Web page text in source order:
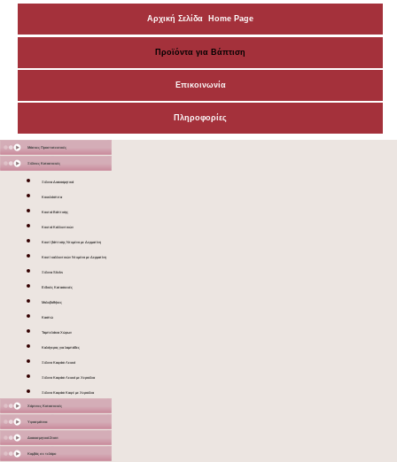
Αρχική Σελίδα Home Page
Προϊόντα για Βάπτιση
Επικοινωνία
Πληροφορίες
Μάσκες Προστατευτικές
Ξύλινες Κατασκευές
Ξύλινα Διακοσμητικά
Κουκλόσπιτα
Κουτιά Βάπτισης
Κουτιά Καλλυντικών
Κουτί βάπτισης Ντυμένο με Δερματίνη
Κουτί καλλυντικών Ντυμένο με Δερματίνη
Ξύλινα Sticks
Ειδικές Κατασκευές
Μολυβοθήκες
Κασπώ
Ταμπελάκια Χώρων
Καλόγερος για λαμπάδες
Ξύλινο Καφάσι Λευκό
Ξύλινο Καφάσι Λευκό με Χερούλια
Ξύλινο Καφάσι Καφέ με Χερούλια
Χάρτινες Κατασκευές
Υφασμάτινα
Διακοσμητικά Σταντ
Καμβάς σε τελάρο